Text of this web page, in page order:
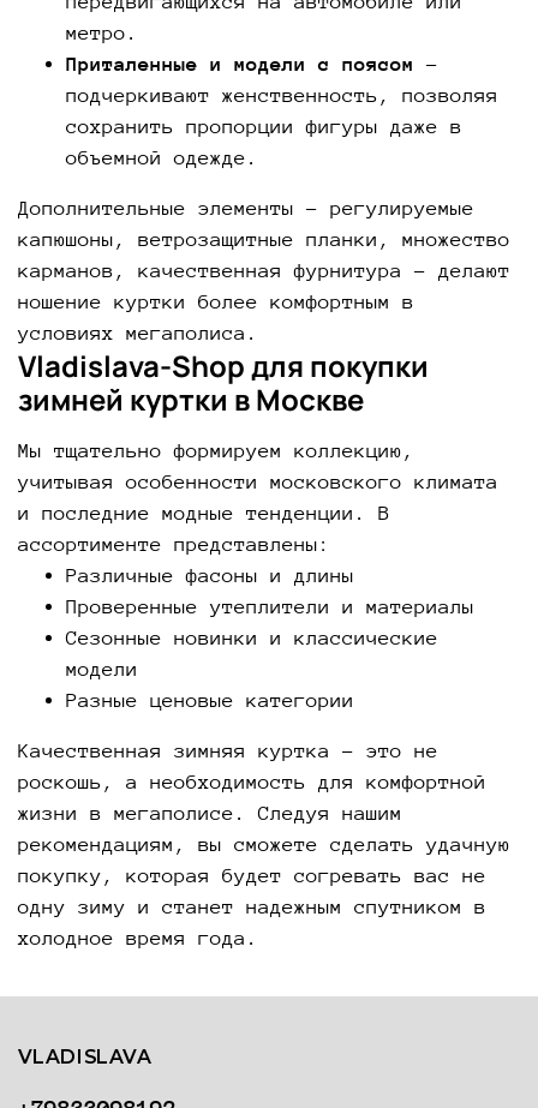
метро.
Приталенные и модели с поясом
-
подчеркивают женственность, позволяя
сохранить пропорции фигуры даже в
объемной одежде.
Дополнительные элементы - регулируемые
капюшоны, ветрозащитные планки, множество
карманов, качественная фурнитура - делают
ношение куртки более комфортным в
условиях мегаполиса.
Vladislava-Shop для покупки
зимней куртки в Москве
Мы тщательно формируем коллекцию,
учитывая особенности московского климата
и последние модные тенденции. В
ассортименте представлены:
Различные фасоны и длины
Проверенные утеплители и материалы
Сезонные новинки и классические
модели
Разные ценовые категории
Качественная зимняя куртка - это не
роскошь, а необходимость для комфортной
жизни в мегаполисе. Следуя нашим
рекомендациям, вы сможете сделать удачную
покупку, которая будет согревать вас не
одну зиму и станет надежным спутником в
холодное время года.
VLADISLAVA